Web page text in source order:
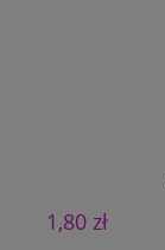
1,80 zł